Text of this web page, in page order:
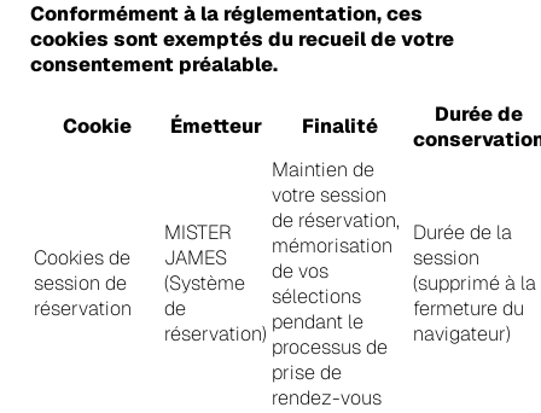
Conformément à la réglementation, ces
cookies sont exemptés du recueil de votre
consentement préalable.
Cookie Émetteur Finalité
Durée de
Cookies de
session de
réservation
MISTER
JAMES
(Système
de
réservation)
Maintien de
votre session
de réservation,
mémorisation
de vos
sélections
pendant le
processus de
prise de
rendez-vous
Durée de la
session
(supprimé à la
fermeture du
navigateur)